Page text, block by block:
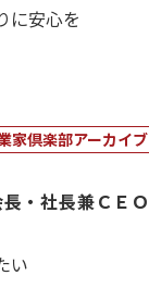
に安心を
家倶楽部アーカイブ
・社長兼ＣＥＯ
い